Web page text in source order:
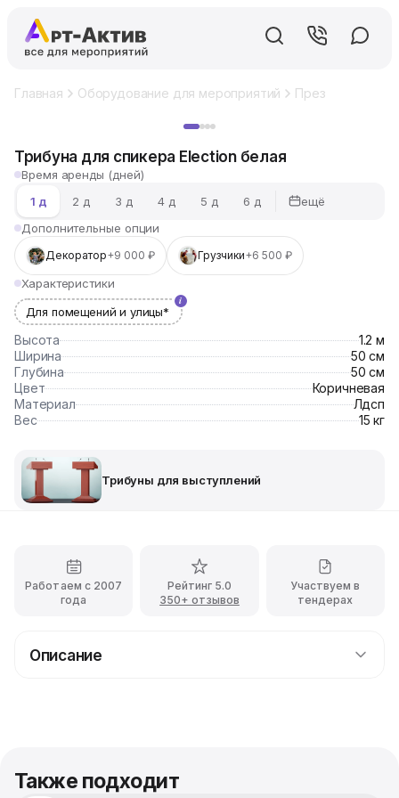
Главная Оборудование для мероприятий
Трибуна для спикера Election белая
Время аренды (дней)
1 д
2 д 3 д 4 д 5 д 6 д
ещё
Дополнительные опции
Декоратор+9 000 ₽ Грузчики+6 500 ₽
Характеристики
Для помещений и улицы*
Высота
1.2 м
Ширина
50 см
Глубина
50 см
Цвет
Коричневая
Материал
Лдсп
Вес
15 кг
Трибуны для выступлений
Работаем с 2007
года
Рейтинг 5.0
350+ отзывов
Участвуем в
тендерах
Описание
высококачественного материала, обеспечивающего
Также подходит